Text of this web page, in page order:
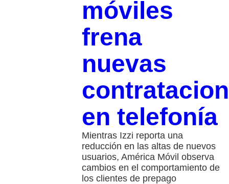
móviles
frena
nuevas
en telefonía
Mientras Izzi reporta una
reducción en las altas de nuevos
usuarios, América Móvil observa
cambios en el comportamiento de
los clientes de prepago